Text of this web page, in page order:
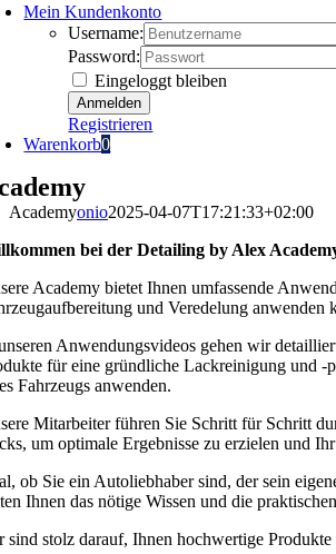
Mein Kundenkonto
Username:
Password:
Eingeloggt bleiben
Registrieren
Warenkorb0
Academyonio2025-04-07T17:21:33+02:00
bei der Detailing by Alex
Academy bietet Ihnen umfassende
und Veredelung anwenden
Anwendungsvideos gehen wir
für eine gründliche Lackreinigung und -
Fahrzeugs anwenden.
Mitarbeiter führen Sie Schritt für Schritt
um optimale Ergebnisse zu erzielen und
ob Sie ein Autoliebhaber sind, der sein
Ihnen das nötige Wissen und die
sind stolz darauf, Ihnen hochwertige